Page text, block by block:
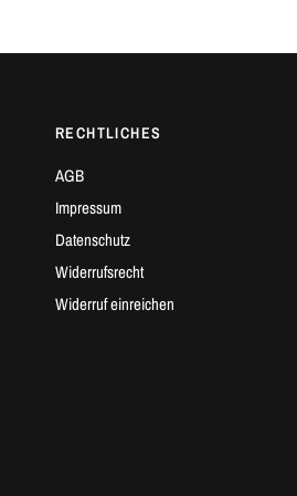
RECHTLICHES
AGB
Impressum
Datenschutz
Widerrufsrecht
Widerruf einreichen